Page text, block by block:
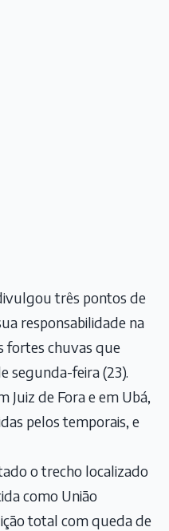
três pontos de
responsabilidade na
fortes chuvas que
segunda-feira (23).
Juiz de Fora e em Ubá,
pelos temporais, e
o trecho localizado
como União
total com queda de